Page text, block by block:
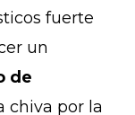
fuerte
un
de
chiva por la